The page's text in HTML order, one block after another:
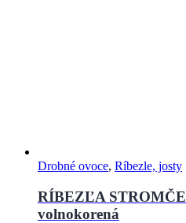
Drobné ovoce, Ríbezle, josty
RÍBEZĽA
volnokorená